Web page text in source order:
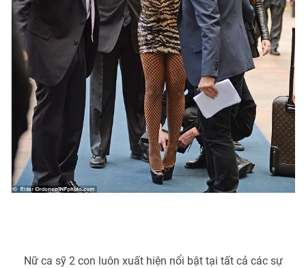
Nữ ca sỹ 2 con luôn xuất hiện nổi bật tại tất cả các sự